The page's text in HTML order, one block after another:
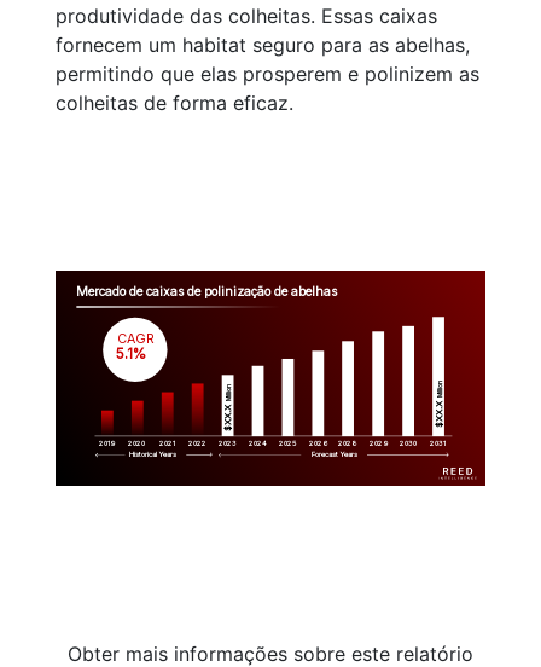
produtividade das colheitas. Essas caixas
fornecem um habitat seguro para as abelhas,
permitindo que elas prosperem e polinizem as
colheitas de forma eficaz.
Mercado de caixas de polinização de abelhas
2019 2020 2021 2022 2023 2024 2025 2026 2028 2029 2030 2031
$XX.X
Million
$XX.X
Million
CAGR
5.1%
Historical Years Forecast Years
Obter mais informações sobre este relatório